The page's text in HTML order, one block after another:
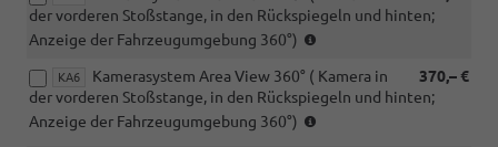
der vorderen Stoßstange, in den Rückspiegeln und hinten;
Anzeige der Fahrzeugumgebung 360°)
mit
RBB
KA6 370,– €
Kamerasystem Area View 360° ( Kamera in
der vorderen Stoßstange, in den Rückspiegeln und hinten;
Anzeige der Fahrzeugumgebung 360°)